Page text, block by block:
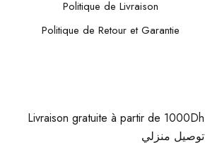
Politique de Livraison
Politique de Retour et Garantie
Livraison gratuite à partir de 1000Dh
توصيل منزلي